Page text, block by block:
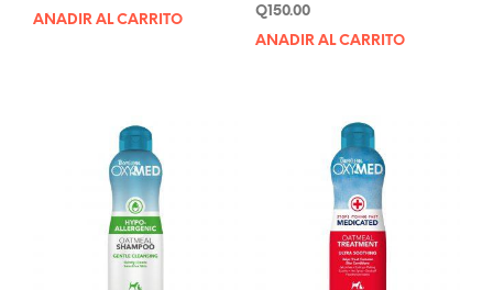
price
price
AÑADIR AL CARRITO
Q150.00
AÑADIR AL CARRITO